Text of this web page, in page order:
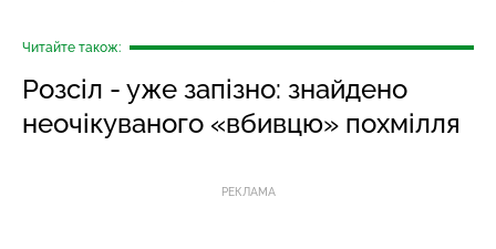
Читайте також:
Розсіл - уже запізно: знайдено
неочікуваного «вбивцю» похмілля
РЕКЛАМА